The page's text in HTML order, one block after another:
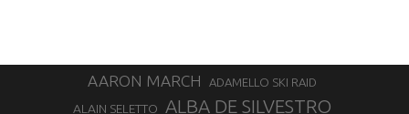
AARON MARCH ADAMELLO SKI RAID
ALAIN SELETTO ALBA DE SILVESTRO